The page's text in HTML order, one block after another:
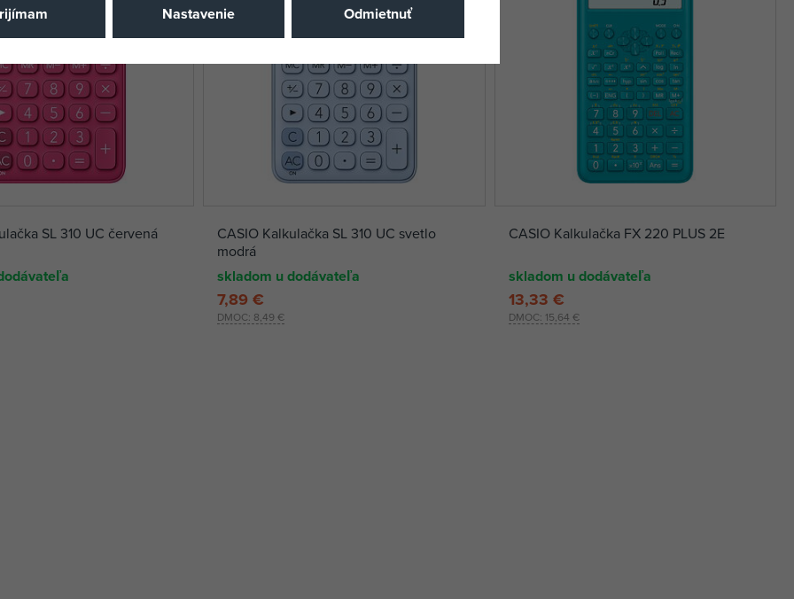
SL 310 UC červená
CASIO Kalkulačka SL 310 UC svetlo
modrá
skladom u dodávateľa
DMOC: 8,49 €
7,89 €
CASIO Kalkulačka FX 220 PLUS 2E
skladom u dodávateľa
DMOC: 15,64 €
13,33 €
Nastavenie Odmietnuť